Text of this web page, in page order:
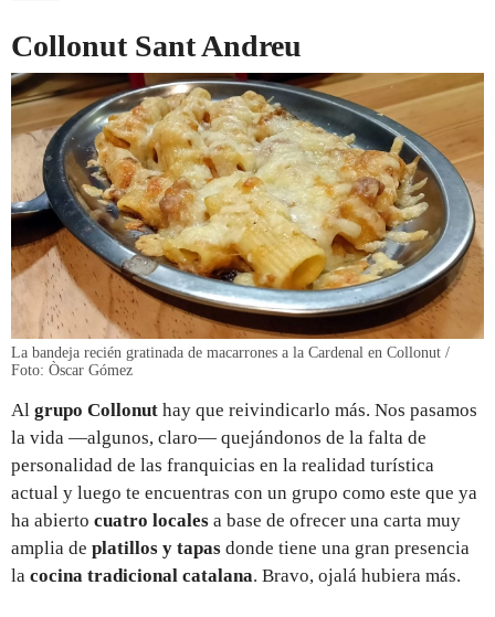
Collonut Sant Andreu
La bandeja recién gratinada de macarrones a la Cardenal en Collonut /
Foto: Òscar Gómez
Al grupo Collonut hay que reivindicarlo más. Nos pasamos
la vida —algunos, claro— quejándonos de la falta de
personalidad de las franquicias en la realidad turística
actual y luego te encuentras con un grupo como este que ya
ha abierto cuatro locales a base de ofrecer una carta muy
amplia de platillos y tapas donde tiene una gran presencia
la cocina tradicional catalana. Bravo, ojalá hubiera más.